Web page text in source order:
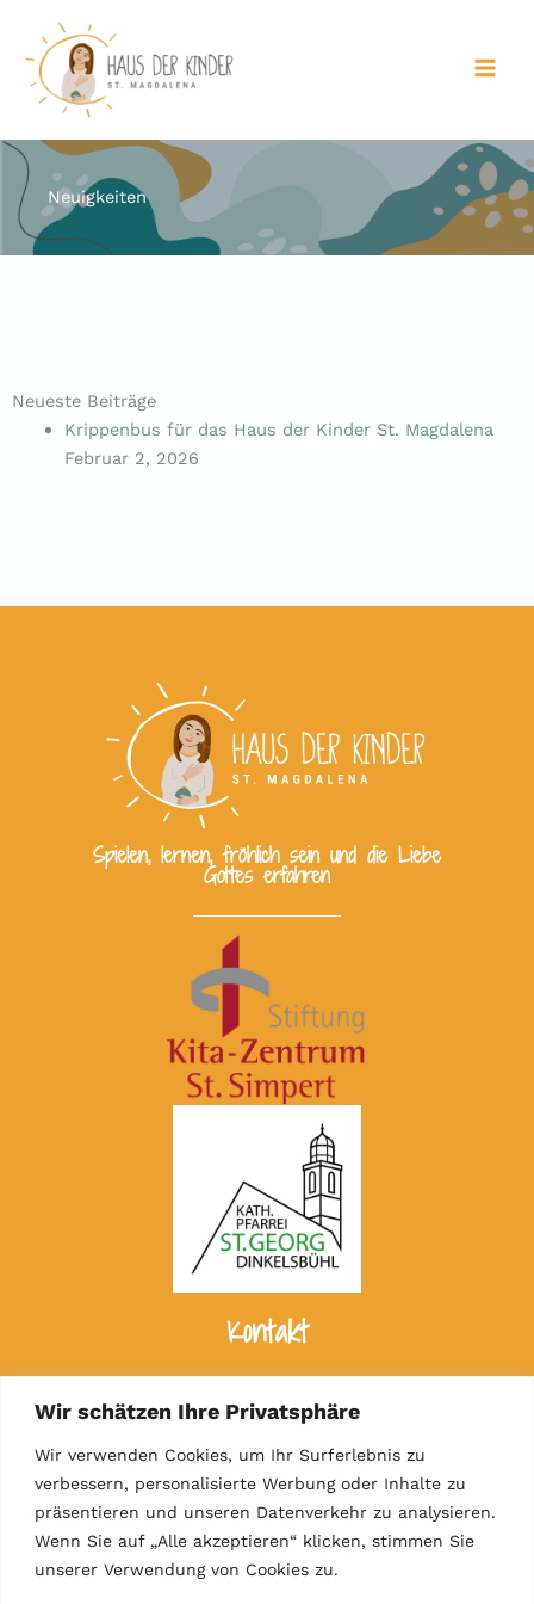
Wir schätzen Ihre Privatsphäre
Wir verwenden Cookies, um Ihr Surferlebnis zu
verbessern, personalisierte Werbung oder Inhalte zu
präsentieren und unseren Datenverkehr zu analysieren.
Wenn Sie auf „Alle akzeptieren“ klicken, stimmen Sie
unserer Verwendung von Cookies zu.
Inhalt
springen
Neuigkeiten
Neueste Beiträge
Krippenbus für das Haus der Kinder St. Magdalena
Februar 2, 2026
Spielen, lernen, fröhlich sein und die Liebe
Gottes erfahren
Kontakt
Lorestr. 2
91550 Dinkelsbühl
09851/8139680
kita.st.magdalena.dinkelsbuehl@bistum-